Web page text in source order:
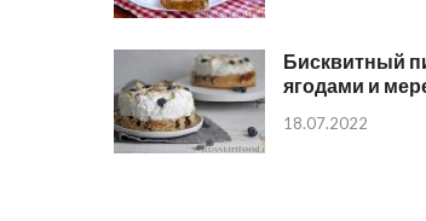
Бисквитный
ягодами и
18.07.2022